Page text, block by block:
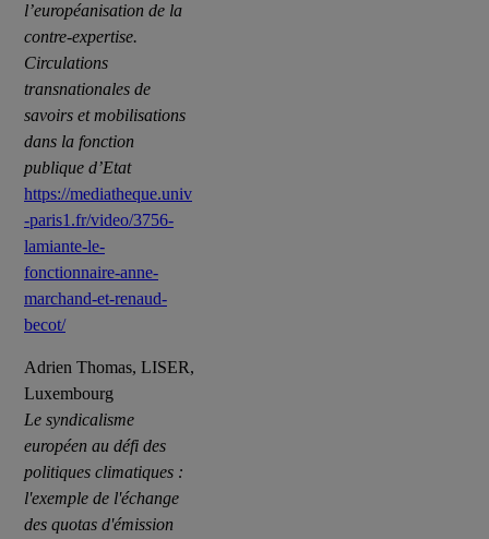
l’européanisation de la
contre-expertise.
Circulations
transnationales de
savoirs et mobilisations
dans la fonction
publique d’Etat
https://mediatheque.univ
-paris1.fr/video/3756-
lamiante-le-
fonctionnaire-anne-
marchand-et-renaud-
becot/
Adrien Thomas, LISER,
Luxembourg
Le syndicalisme
européen au défi des
politiques climatiques :
l'exemple de l'échange
des quotas d'émission